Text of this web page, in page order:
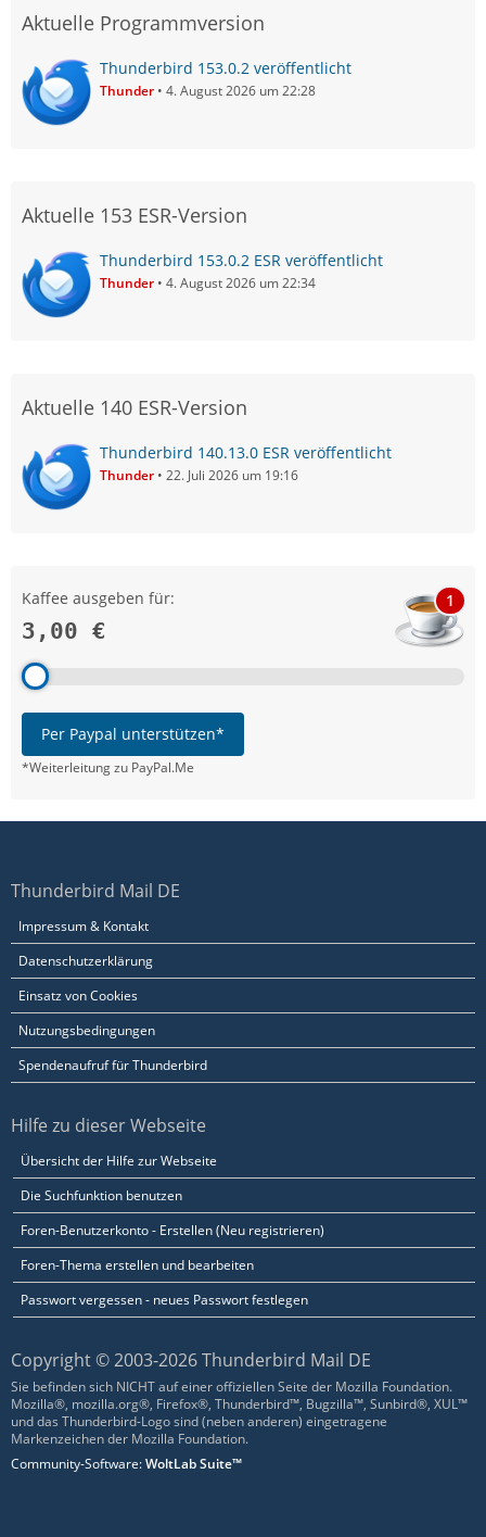
Aktuelle Programmversion
Thunderbird 153.0.2 veröffentlicht
Thunder 4. August 2026 um 22:28
Aktuelle 153 ESR-Version
Thunderbird 153.0.2 ESR veröffentlicht
Thunder 4. August 2026 um 22:34
Aktuelle 140 ESR-Version
Thunderbird 140.13.0 ESR veröffentlicht
Thunder 22. Juli 2026 um 19:16
Kaffee ausgeben für:
3,00 €
1
Per Paypal unterstützen*
*Weiterleitung zu PayPal.Me
Thunderbird Mail DE
Impressum & Kontakt
Datenschutzerklärung
Einsatz von Cookies
Nutzungsbedingungen
Spendenaufruf für Thunderbird
Hilfe zu dieser Webseite
Übersicht der Hilfe zur Webseite
Die Suchfunktion benutzen
Foren-Benutzerkonto - Erstellen (Neu registrieren)
Foren-Thema erstellen und bearbeiten
Passwort vergessen - neues Passwort festlegen
Copyright © 2003-2026 Thunderbird Mail DE
Sie befinden sich NICHT auf einer offiziellen Seite der Mozilla Foundation.
Mozilla®, mozilla.org®, Firefox®, Thunderbird™, Bugzilla™, Sunbird®, XUL™
und das Thunderbird-Logo sind (neben anderen) eingetragene
Markenzeichen der Mozilla Foundation.
Community-Software:WoltLab Suite™